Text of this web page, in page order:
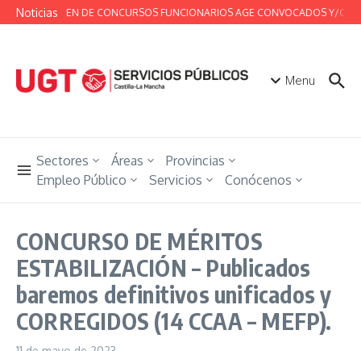
Saltar al contenido
Noticias
RESUMEN DE CONCURSOS FUNCIONARIOS AGE CONVOCADOS Y/O
Menu
Sectores Áreas
Provincias
Empleo Público
Servicios Conócenos
CONCURSO DE MÉRITOS
ESTABILIZACIÓN – Publicados
baremos definitivos unificados y
CORREGIDOS (14 CCAA – MEFP).